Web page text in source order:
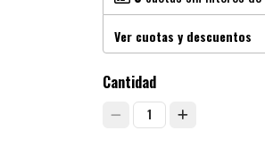
Ver cuotas y descuentos
Cantidad
1